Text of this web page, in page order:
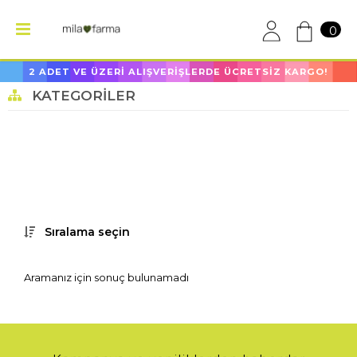
0
2 ADET VE ÜZERİ ALIŞVERİŞLERDE ÜCRETSİZ KARGO!
KATEGORILER
Sıralama seçin
Aramanız için sonuç bulunamadı